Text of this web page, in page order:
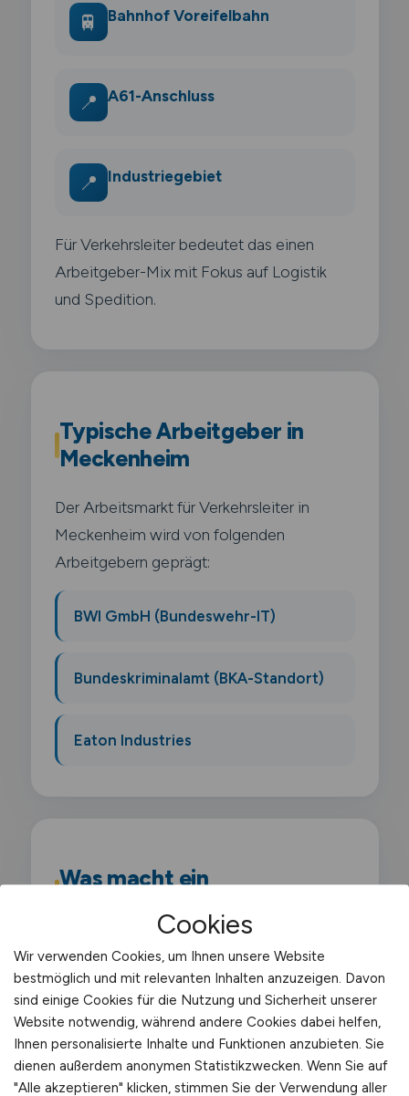
🚆 Bahnhof Voreifelbahn
📍 A61-Anschluss
📍 Industriegebiet
Für Verkehrsleiter bedeutet das einen
Arbeitgeber-Mix mit Fokus auf Logistik
und Spedition.
Typische Arbeitgeber in
Meckenheim
Der Arbeitsmarkt für Verkehrsleiter in
Meckenheim wird von folgenden
Arbeitgebern geprägt:
BWI GmbH (Bundeswehr-IT)
Bundeskriminalamt (BKA-Standort)
Eaton Industries
Was macht ein
Als Verkehrsleiter nach EU-Verordnung
1071/2009 bist du rechtlich verantwortlich
für die ordnungsgemäße Führung eines
Verkehrsunternehmens. Du sicherst die
fachliche Eignung des Betriebs und
überwachst alle verkehrs- und
Cookies
Wir verwenden Cookies, um Ihnen unsere Website
bestmöglich und mit relevanten Inhalten anzuzeigen. Davon
sind einige Cookies für die Nutzung und Sicherheit unserer
Website notwendig, während andere Cookies dabei helfen,
Ihnen personalisierte Inhalte und Funktionen anzubieten. Sie
dienen außerdem anonymen Statistikzwecken. Wenn Sie auf
"Alle akzeptieren" klicken, stimmen Sie der Verwendung aller